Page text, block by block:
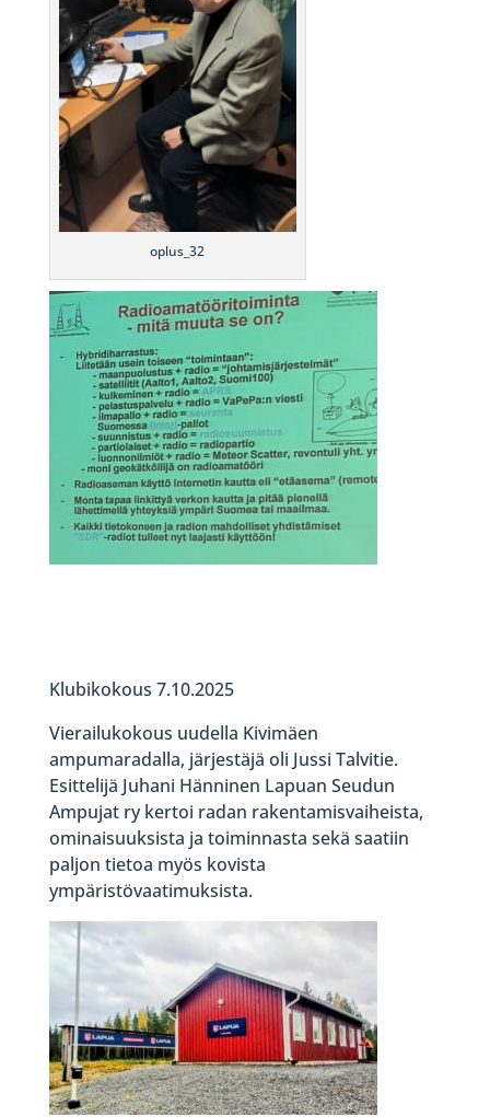
oplus_32
Klubikokous 7.10.2025
Vierailukokous uudella Kivimäen
ampumaradalla, järjestäjä oli Jussi Talvitie.
Esittelijä Juhani Hänninen Lapuan Seudun
Ampujat ry kertoi radan rakentamisvaiheista,
ominaisuuksista ja toiminnasta sekä saatiin
paljon tietoa myös kovista
ympäristövaatimuksista.